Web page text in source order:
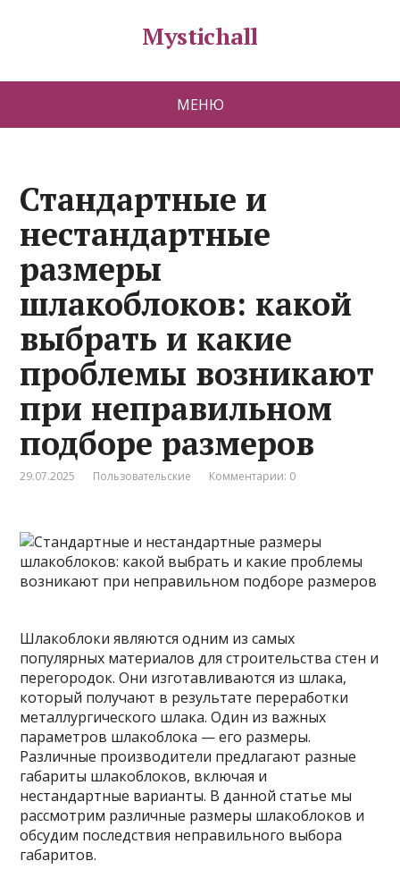
Mystichall
МЕНЮ
Стандартные и
нестандартные
размеры
шлакоблоков: какой
выбрать и какие
проблемы возникают
при неправильном
подборе размеров
29.07.2025 Пользовательские Комментарии: 0
Шлакоблоки являются одним из самых
популярных материалов для строительства стен и
перегородок. Они изготавливаются из шлака,
который получают в результате переработки
металлургического шлака. Один из важных
параметров шлакоблока — его размеры.
Различные производители предлагают разные
габариты шлакоблоков, включая и
нестандартные варианты. В данной статье мы
рассмотрим различные размеры шлакоблоков и
обсудим последствия неправильного выбора
габаритов.